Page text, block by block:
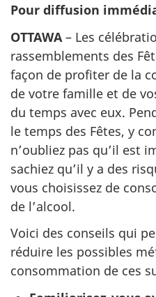
Pour diffusion
OTTAWA – Les
rassemblements des
façon de profiter de la
de votre famille et de
du temps avec eux.
le temps des Fêtes, y
n’oubliez pas qu’il est
sachiez qu’il y a des
vous choisissez de
de l’alcool.
Voici des conseils qui
réduire les possibles
consommation de ces